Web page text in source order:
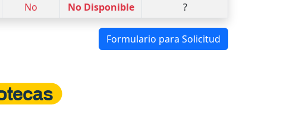
No No Disponible ?
Formulario para Solicitud